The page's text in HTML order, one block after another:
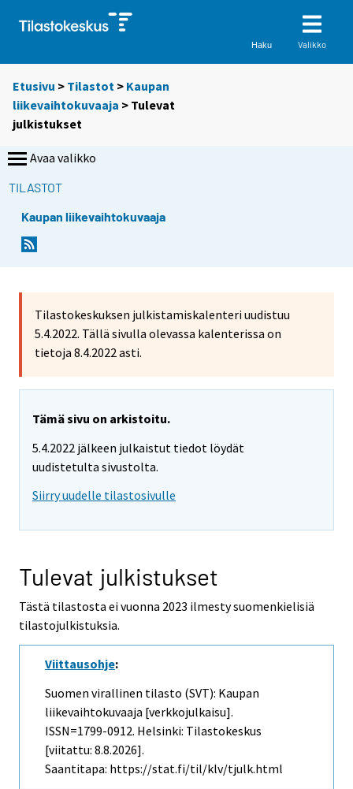
Haku Valikko
Etusivu > Tilastot > Kaupan
liikevaihtokuvaaja > Tulevat
julkistukset
Avaa valikko
TILASTOT
Kaupan liikevaihtokuvaaja
Tilastokeskuksen julkistamiskalenteri uudistuu
5.4.2022. Tällä sivulla olevassa kalenterissa on
tietoja 8.4.2022 asti.
Tämä sivu on arkistoitu.
5.4.2022 jälkeen julkaistut tiedot löydät
uudistetulta sivustolta.
Siirry uudelle tilastosivulle
Tulevat julkistukset
Tästä tilastosta ei vuonna 2023 ilmesty suomenkielisiä
tilastojulkistuksia.
Viittausohje:
Suomen virallinen tilasto (SVT): Kaupan
liikevaihtokuvaaja [verkkojulkaisu].
ISSN=1799-0912. Helsinki: Tilastokeskus
[viitattu: 8.8.2026].
Saantitapa: https://stat.fi/til/klv/tjulk.html